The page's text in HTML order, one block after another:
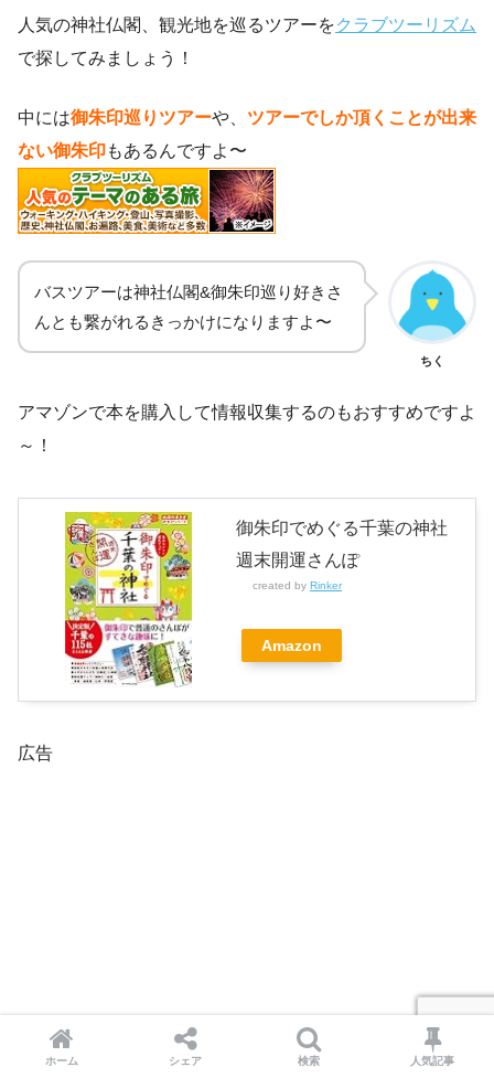
人気の神社仏閣、観光地を巡るツアーをクラブツーリズム
で探してみましょう！
中には御朱印巡りツアーや、 ツアーでしか頂くことが出来
ない御朱印もあるんですよ〜
バスツアーは神社仏閣&御朱印巡り好きさ
んとも繋がれるきっかけになりますよ〜
ちく
アマゾンで本を購入して情報収集するのもおすすめですよ
～！
御朱印でめぐる千葉の神社
週末開運さんぽ
created by Rinker
Amazon
広告
ホーム シェア 検索 人気記事